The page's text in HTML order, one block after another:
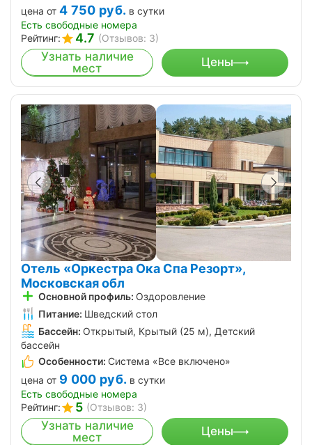
цена от 4 750 руб. в сутки
Есть свободные номера
Рейтинг:
4.7 (Отзывов: 3)
Узнать наличие
мест
Цены
Отель «Оркестра Ока Спа Резорт»,
Московская обл
Основной профиль: Оздоровление
Питание: Шведский стол
Бассейн: Открытый, Крытый (25 м), Детский
бассейн
Особенности: Система «Все включено»
цена от 9 000 руб. в сутки
Есть свободные номера
Рейтинг:
5 (Отзывов: 3)
Узнать наличие
мест
Цены